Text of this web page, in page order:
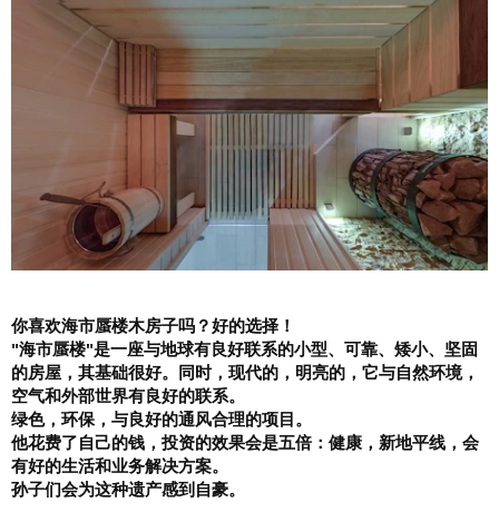
你喜欢海市蜃楼木房子吗？好的选择！
"海市蜃楼"是一座与地球有良好联系的小型、可靠、矮小、坚固
的房屋，其基础很好。同时，现代的，明亮的，它与自然环境，
空气和外部世界有良好的联系。
绿色，环保，与良好的通风合理的项目。
他花费了自己的钱，投资的效果会是五倍：健康，新地平线，会
有好的生活和业务解决方案。
孙子们会为这种遗产感到自豪。